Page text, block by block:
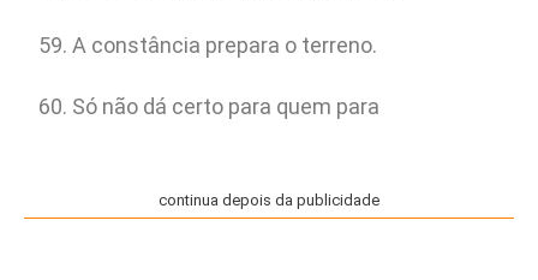
A constância prepara o terreno.
Só não dá certo para quem para
continua depois da publicidade